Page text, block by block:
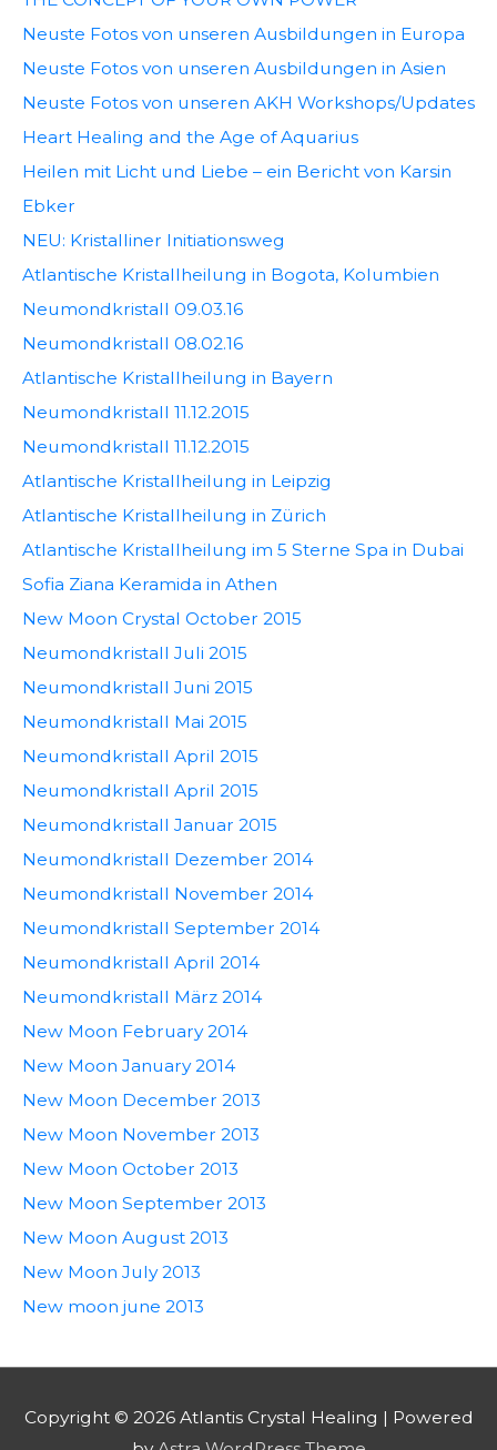
Neuste Fotos von unseren Ausbildungen in Europa
Neuste Fotos von unseren Ausbildungen in Asien
Neuste Fotos von unseren AKH Workshops/Updates
Heart Healing and the Age of Aquarius
Heilen mit Licht und Liebe – ein Bericht von Karsin
Ebker
NEU: Kristalliner Initiationsweg
Atlantische Kristallheilung in Bogota, Kolumbien
Neumondkristall 09.03.16
Neumondkristall 08.02.16
Atlantische Kristallheilung in Bayern
Neumondkristall 11.12.2015
Neumondkristall 11.12.2015
Atlantische Kristallheilung in Leipzig
Atlantische Kristallheilung in Zürich
Atlantische Kristallheilung im 5 Sterne Spa in Dubai
Sofia Ziana Keramida in Athen
New Moon Crystal October 2015
Neumondkristall Juli 2015
Neumondkristall Juni 2015
Neumondkristall Mai 2015
Neumondkristall April 2015
Neumondkristall April 2015
Neumondkristall Januar 2015
Neumondkristall Dezember 2014
Neumondkristall November 2014
Neumondkristall September 2014
Neumondkristall April 2014
Neumondkristall März 2014
New Moon February 2014
New Moon January 2014
New Moon December 2013
New Moon November 2013
New Moon October 2013
New Moon September 2013
New Moon August 2013
New Moon July 2013
New moon june 2013
Copyright © 2026 Atlantis Crystal Healing | Powered